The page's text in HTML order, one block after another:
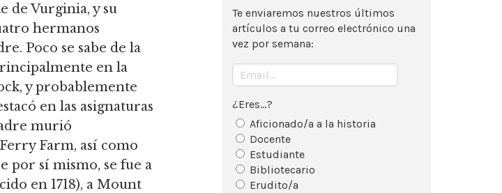
de Vurginia, y su
hermanos
Poco se sabe de la
en la
y probablemente
en las asignaturas
murió
Farm, así como
por sí mismo, se fue a
en 1718), a Mount
Te enviaremos nuestros últimos
artículos a tu correo electrónico una
vez por semana:
¿Eres...?
Aficionado/a a la historia
Docente
Estudiante
Bibliotecario
Erudito/a